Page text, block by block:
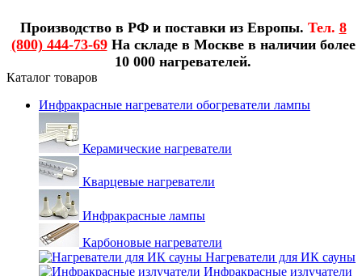
Производство в РФ и поставки из Европы. Тел. 8
(800) 444-73-69На складе в Москве в наличии более
10 000 нагревателей.
Каталог товаров
Инфракрасные нагреватели обогреватели лампы
Керамические нагреватели
Кварцевые нагреватели
Инфракрасные лампы
Карбоновые нагреватели
Нагреватели для ИК сауны
Инфракрасные излучатели